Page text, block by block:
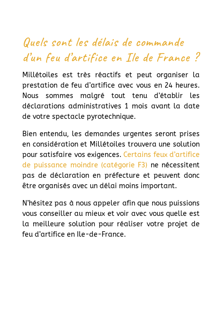
Quels sont les délais de commande
d’un feu d’artifice en Ile de France ?
Millétoiles est très réactifs et peut organiser la
prestation de feu d’artifice avec vous en 24 heures.
Nous sommes malgré tout tenu d’établir les
déclarations administratives 1 mois avant la date
de votre spectacle pyrotechnique.
Bien entendu, les demandes urgentes seront prises
en considération et Millétoiles trouvera une solution
pour satisfaire vos exigences.Certains feux d’artifice
de puissance moindre (catégorie F3) ne nécessitent
pas de déclaration en préfecture et peuvent donc
être organisés avec un délai moins important.
N’hésitez pas à nous appeler afin que nous puissions
vous conseiller au mieux et voir avec vous quelle est
la meilleure solution pour réaliser votre projet de
feu d’artifice en Ile-de-France.